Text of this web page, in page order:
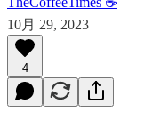
10月 29, 2023
4